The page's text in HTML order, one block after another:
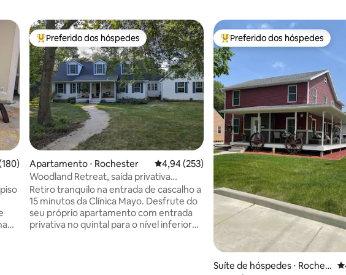
uma avaliação média de 5, 180 avaliações
Entre os melhores preferidos dos hóspedes
Preferido dos hóspedes
Apartamento ⋅ Rochester 4,94 de uma avaliação média de 5, 253
4,94 (253)
Woodland Retreat, saída privativa
completa no andar inferior
Retiro tranquilo na entrada de cascalho a
15 minutos da Clínica Mayo. Desfrute do
seu próprio apartamento com entrada
privativa no quintal para o nível inferior
Entre os melhores preferidos
Preferido dos hóspedes
Suíte de hóspedes ⋅ Roches